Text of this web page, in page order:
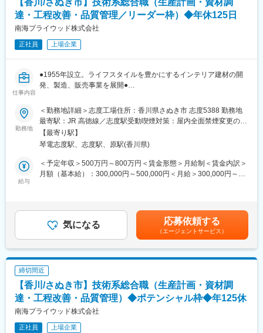
◆配属組織・働き方
・Campusノートをはじめとした中核事業である、
生産技術グループの配属です。
おいて、国内外の工場に赴き対応いただくことが多い役割です。
（週半分程度、時期によっては平日を通して出張が続く場合もあ
※緊急時の初動対応は工場側で行うため、休日夜間の呼び出しなし
※年に1回あるかないかの頻度で、土日や夏季休暇期間での設備搬
入を行う場合があります。
既存設備の導入や改善にとどまらず、新しい価値を生み出すため
の生産設備を一から構想し、形にしていくチャレンジ性の高い業
術力を高めることができます。
また、国内外の工場や関係部門と連携しながら、文具づくりを技
術面から支えることで、幅広い経験とスキルを身につけられる環
変更の範囲：会社の定める業務
【香川/さぬき市】技術系総合職（生産計画・資材調
達・工程改善・品質管理／リーダー枠）◆年休125日
南海プライウッド株式会社
正社員 上場企業
仕事内容
●1955年設立。ライフスタイルを豊かにするインテリア建材の開
発、製造、販売事業を展開●
■業務内容：
当社の製造部門において下記業務内容をお任せします。※部下マネ
ジメント業務含む。
また、リーダーシップを発揮し、部署間を横断するようなプロジ
ェクトの推進もお任せしていきます。
◇生産計画の立案：受注予測に基づく構築
◇資材調達・在庫管理：JIT実現に向けた最適化
◇工程改善：生産ラインの効率化とリードタイム短縮（重要度
付随して、海外子会社との供給調整や、自動化・省人化に向けた
最新テクノロジーの調査・導入支援、部門横断での納期・仕様調
整も行います。
間を設けており、安心してスタートできる環境です。
勤務地
＜勤務地詳細＞志度工場住所：香川県さぬき市 志度5388 勤務地
最寄駅：JR 高徳線／志度駅受動喫煙対策：屋内全面禁煙変更の範
囲：全国の当社拠点
【最寄り駅】
琴電志度駅、志度駅、原駅(香川県)
給与
＜予定年収＞500万円～800万円＜賃金形態＞月給制＜賃金内訳＞
月額（基本給）：300,000円～500,000円＜月給＞300,000円～
気になる 応募依頼する
（エージェントサービス）
締切間近
【香川/さぬき市】技術系総合職（生産計画・資材調
達・工程改善・品質管理）◆ポテンシャル枠◆年125休
南海プライウッド株式会社
正社員 上場企業